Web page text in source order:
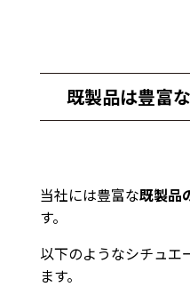
既製品は豊富
当社には豊富な既製品
す。
以下のようなシチュエ
ます。